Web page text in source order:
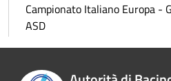
Campionato Italiano Europa -
ASD